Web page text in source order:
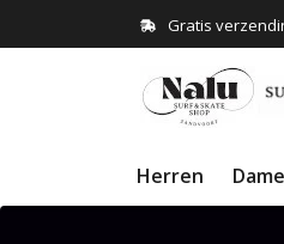
Gratis
Herren